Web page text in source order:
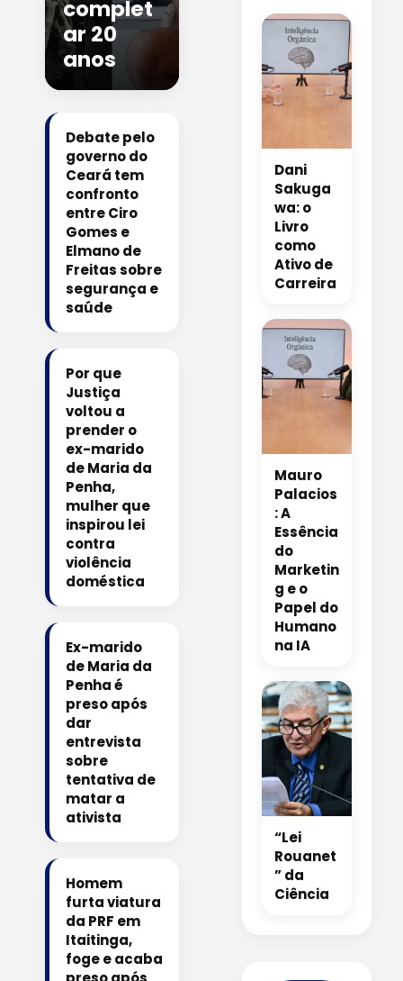
complet
ar 20
anos
Debate pelo
governo do
Ceará tem
confronto
entre Ciro
Gomes e
Elmano de
Freitas sobre
segurança e
saúde
Por que
Justiça
voltou a
prender o
ex-marido
de Maria da
Penha,
mulher que
inspirou lei
contra
violência
doméstica
Ex-marido
de Maria da
Penha é
preso após
dar
entrevista
sobre
tentativa de
matar a
ativista
Homem
furta viatura
da PRF em
Itaitinga,
foge e acaba
Dani
Sakuga
wa: o
Livro
como
Ativo de
Carreira
Mauro
Palacios
: A
Essência
do
Marketin
g e o
Papel do
Humano
na IA
“Lei
Rouanet
” da
Ciência